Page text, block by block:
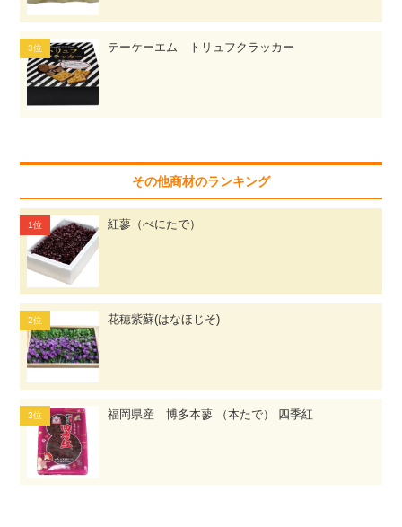
テーケーエム トリュフクラッカー
その他商材のランキング
紅蓼（べにたで）
花穂紫蘇(はなほじそ)
福岡県産 博多本蓼 （本たで） 四季紅